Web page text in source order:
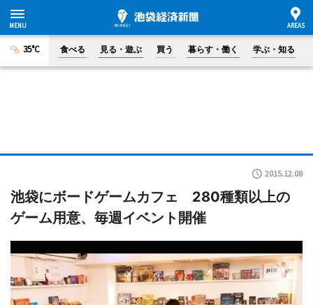
35°C 食べる 見る・遊ぶ 買う 暮らす・働く 学ぶ・知る
2015.12.08
池袋にボードゲームカフェ 280種類以上の
ゲーム用意、毎週イベント開催